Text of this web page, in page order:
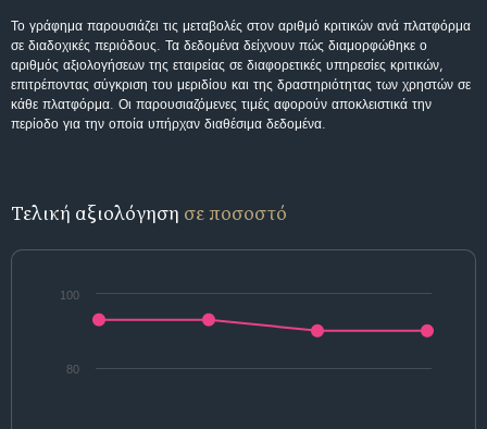
Το γράφημα παρουσιάζει τις μεταβολές στον αριθμό κριτικών ανά πλατφόρμα
σε διαδοχικές περιόδους. Τα δεδομένα δείχνουν πώς διαμορφώθηκε ο
αριθμός αξιολογήσεων της εταιρείας σε διαφορετικές υπηρεσίες κριτικών,
επιτρέποντας σύγκριση του μεριδίου και της δραστηριότητας των χρηστών σε
κάθε πλατφόρμα. Οι παρουσιαζόμενες τιμές αφορούν αποκλειστικά την
περίοδο για την οποία υπήρχαν διαθέσιμα δεδομένα.
Τελική αξιολόγηση σε ποσοστό
80
100